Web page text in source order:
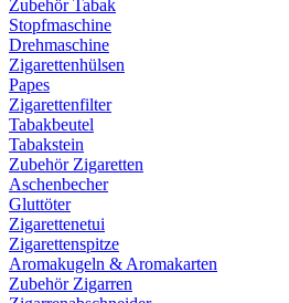
Zubehör Tabak
Stopfmaschine
Drehmaschine
Zigarettenhülsen
Papes
Zigarettenfilter
Tabakbeutel
Tabakstein
Zubehör Zigaretten
Aschenbecher
Gluttöter
Zigarettenetui
Zigarettenspitze
Aromakugeln & Aromakarten
Zubehör Zigarren